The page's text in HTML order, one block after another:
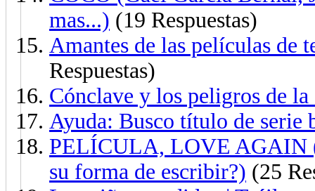
mas...) (19 Respuestas)
Amantes de las películas de
Respuestas)
Cónclave y los peligros de la
Ayuda: Busco título de serie
PELÍCULA, LOVE AGAIN
su forma de escribir?) (25